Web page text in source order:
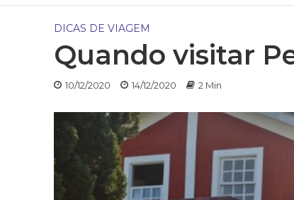
DICAS DE VIAGEM
Quando visitar
10/12/2020 14/12/2020 2 Min